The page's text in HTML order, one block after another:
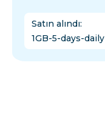
Satın alındı:
1GB-5-days-daily